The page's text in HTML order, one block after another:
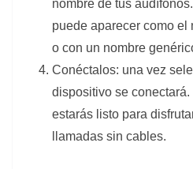
nombre de tus
puede aparecer como el
o con un nombre
Conéctalos: una vez
dispositivo se conectará.
estarás listo para
llamadas sin cables.